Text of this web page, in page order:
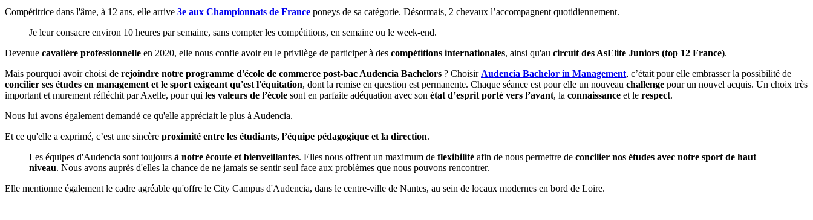
Compétitrice dans l'âme, à 12 ans, elle arrive 3e aux Championnats de France poneys de sa catégorie. Désormais, 2 chevaux l’accompagnent quotidiennement.
Je leur consacre environ 10 heures par semaine, sans compter les compétitions, en semaine ou le week-end.
Devenue cavalière professionnelle en 2020, elle nous confie avoir eu le privilège de participer à des compétitions internationales, ainsi qu'au circuit des AsElite Juniors (top 12 France).
Mais pourquoi avoir choisi de rejoindre notre programme d'école de commerce post-bac Audencia Bachelors ? Choisir Audencia Bachelor in Management, c’était pour elle embrasser la possibilité de
concilier ses études en management et le sport exigeant qu'est l'équitation, dont la remise en question est permanente. Chaque séance est pour elle un nouveau challenge pour un nouvel acquis. Un choix très
important et murement réfléchit par Axelle, pour qui les valeurs de l’école sont en parfaite adéquation avec son état d’esprit porté vers l’avant, la connaissance et le respect.
Nous lui avons également demandé ce qu'elle appréciait le plus à Audencia.
Et ce qu'elle a exprimé, c’est une sincère proximité entre les étudiants, l’équipe pédagogique et la direction.
Les équipes d'Audencia sont toujours à notre écoute et bienveillantes. Elles nous offrent un maximum de flexibilité afin de nous permettre de concilier nos études avec notre sport de haut
niveau. Nous avons auprès d'elles la chance de ne jamais se sentir seul face aux problèmes que nous pouvons rencontrer.
Elle mentionne également le cadre agréable qu'offre le City Campus d'Audencia, dans le centre-ville de Nantes, au sein de locaux modernes en bord de Loire.